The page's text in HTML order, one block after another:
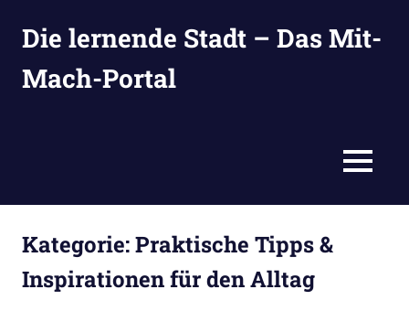
InhaltDie lernende Stadt – Das Mit-
Mach-Portal
MENÜ
Kategorie:Praktische Tipps &
Inspirationen für den Alltag